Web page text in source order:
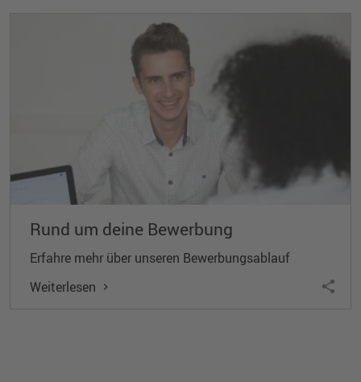
Rund um deine Bewerbung
Erfahre mehr über unseren Bewerbungsablauf
Weiterlesen